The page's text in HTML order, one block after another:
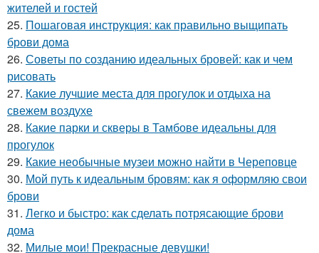
жителей и гостей
25. Пошаговая инструкция: как правильно выщипать
брови дома
26. Советы по созданию идеальных бровей: как и чем
рисовать
27. Какие лучшие места для прогулок и отдыха на
свежем воздухе
28. Какие парки и скверы в Тамбове идеальны для
прогулок
29. Какие необычные музеи можно найти в Череповце
30. Мой путь к идеальным бровям: как я оформляю свои
брови
31. Легко и быстро: как сделать потрясающие брови
дома
32. Милые мои! Прекрасные девушки!